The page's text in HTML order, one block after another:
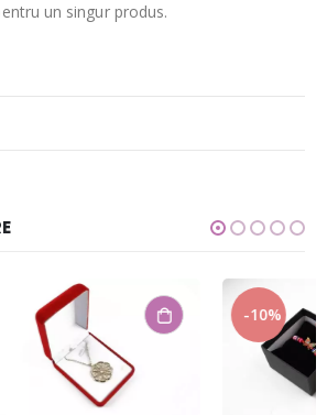
un singur produs.
-10%